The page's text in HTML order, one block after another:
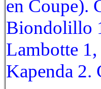
en Coupe).
Biondolillo
Lambotte
Kapenda 2.